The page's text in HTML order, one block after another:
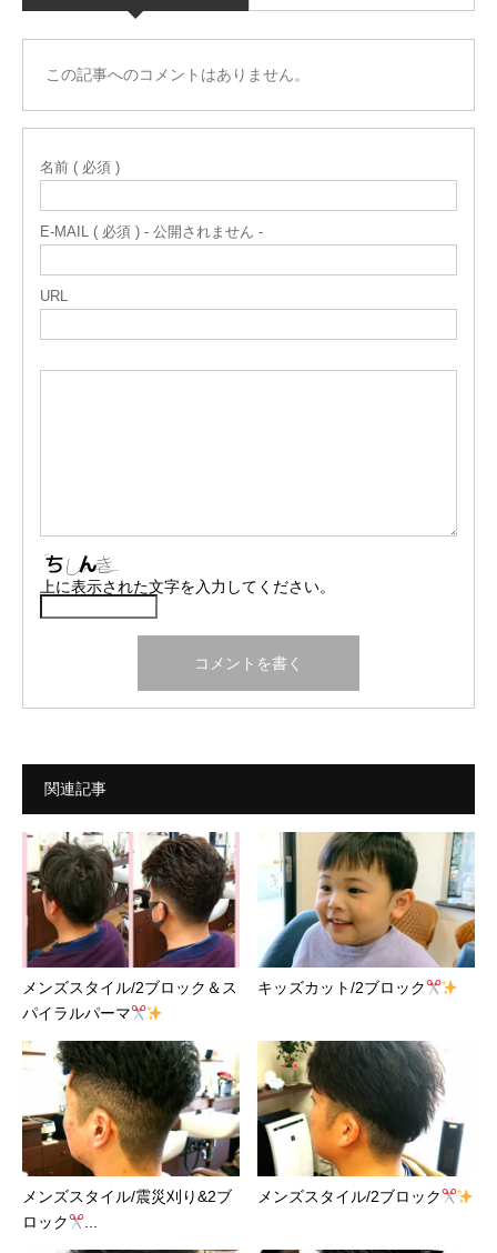
この記事へのコメントはありません。
名前 ( 必須 )
E-MAIL ( 必須 ) - 公開されません -
URL
上に表示された文字を入力してください。
関連記事
メンズスタイル/2ブロック＆ス
パイラルパーマ
キッズカット/2ブロック
メンズスタイル/震災刈り&2ブ
ロック
...
メンズスタイル/2ブロック